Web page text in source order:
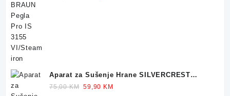
Aparat za Sušenje Hrane SILVERCREST
Dehidrator 350W
75,00KM Original
59,90 KM